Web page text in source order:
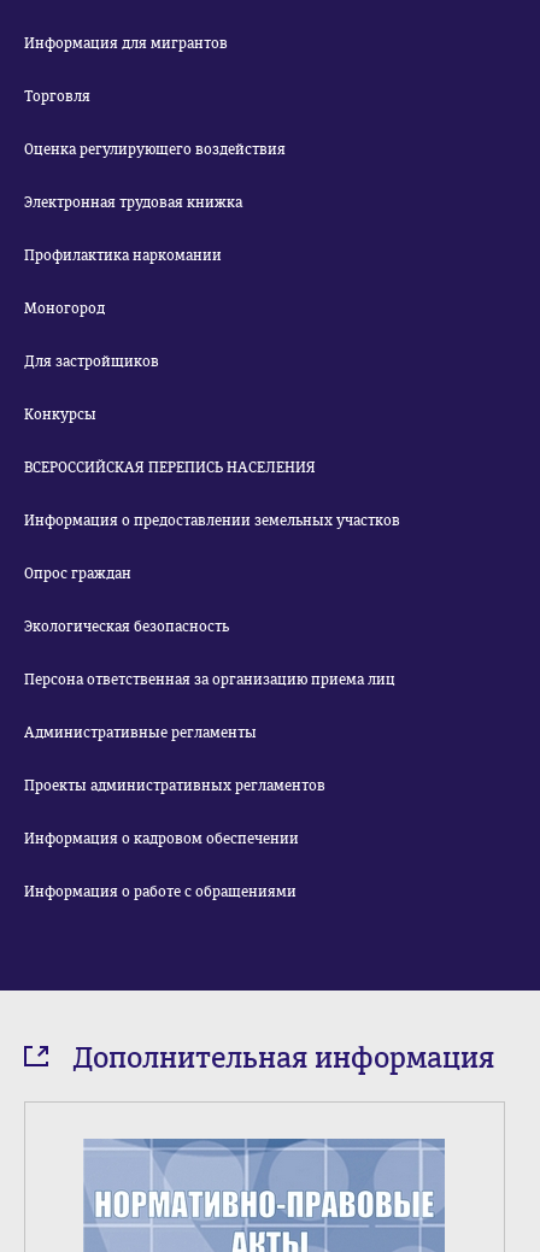
Информация для мигрантов
Торговля
Оценка регулирующего воздействия
Электронная трудовая книжка
Профилактика наркомании
Моногород
Для застройщиков
Конкурсы
ВСЕРОССИЙСКАЯ ПЕРЕПИСЬ НАСЕЛЕНИЯ
Информация о предоставлении земельных участков
Опрос граждан
Экологическая безопасность
Персона ответственная за организацию приема лиц
Административные регламенты
Проекты административных регламентов
Информация о кадровом обеспечении
Информация о работе с обращениями
Дополнительная информация